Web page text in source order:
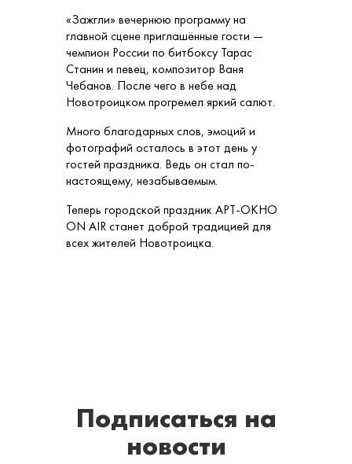
«Зажгли» вечернюю программу на
главной сцене приглашённые гости —
чемпион России по битбоксу Тарас
Станин и певец, композитор Ваня
Чебанов. После чего в небе над
Новотроицком прогремел яркий салют.
Много благодарных слов, эмоций и
фотографий осталось в этот день у
гостей праздника. Ведь он стал по-
настоящему, незабываемым.
Теперь городской праздник АРТ-ОКНО
ON AIR станет доброй традицией для
всех жителей Новотроицка.
Подписаться на
новости